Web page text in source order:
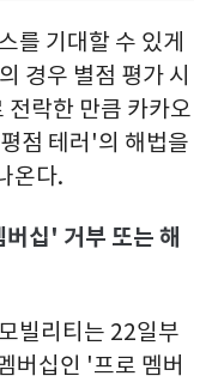
를 기대할 수 있게
경우 별점 평가 시
락한 만큼 카카오
점 테러'의 해법을
온다.
십' 거부 또는 해
빌리티는 22일부
버십인 '프로 멤버